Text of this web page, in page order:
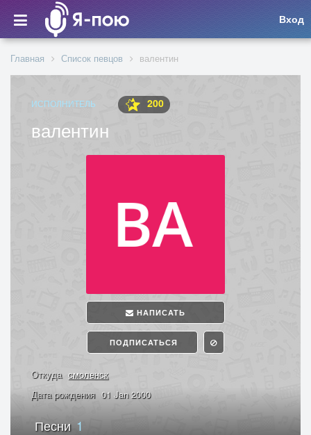
Вход
Главная Список певцов валентин
ИСПОЛНИТЕЛЬ 200
валентин
НАПИСАТЬ
ПОДПИСАТЬСЯ
Откуда смоленск
Дата рождения 01 Jan 2000
Песни 1